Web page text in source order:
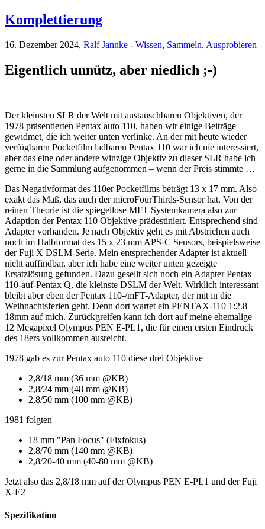
Komplettierung
16. Dezember 2024, Ralf Jannke - Wissen, Sammeln, Ausprobieren
Eigentlich unnütz, aber niedlich ;-)
Der kleinsten SLR der Welt mit austauschbaren Objektiven, der
1978 präsentierten Pentax auto 110, haben wir einige Beiträge
gewidmet, die ich weiter unten verlinke. An der mit heute wieder
verfügbaren Pocketfilm ladbaren Pentax 110 war ich nie interessiert,
aber das eine oder andere winzige Objektiv zu dieser SLR habe ich
gerne in die Sammlung aufgenommen – wenn der Preis stimmte …
Das Negativformat des 110er Pocketfilms beträgt 13 x 17 mm. Also
exakt das Maß, das auch der microFourThirds-Sensor hat. Von der
reinen Theorie ist die spiegellose MFT Systemkamera also zur
Adaption der Pentax 110 Objektive prädestiniert. Entsprechend sind
Adapter vorhanden. Je nach Objektiv geht es mit Abstrichen auch
noch im Halbformat des 15 x 23 mm APS-C Sensors, beispielsweise
der Fuji X DSLM-Serie. Mein entsprechender Adapter ist aktuell
nicht auffindbar, aber ich habe eine weiter unten gezeigte
Ersatzlösung gefunden. Dazu gesellt sich noch ein Adapter Pentax
110-auf-Pentax Q, die kleinste DSLM der Welt. Wirklich interessant
bleibt aber eben der Pentax 110-/mFT-Adapter, der mit in die
Weihnachtsferien geht. Denn dort wartet ein PENTAX-110 1:2.8
18mm auf mich. Zurückgreifen kann ich dort auf meine ehemalige
12 Megapixel Olympus PEN E-PL1, die für einen ersten Eindruck
des 18ers vollkommen ausreicht.
1978 gab es zur Pentax auto 110 diese drei Objektive
2,8/18 mm (36 mm @KB)
2,8/24 mm (48 mm @KB)
2,8/50 mm (100 mm @KB)
1981 folgten
18 mm "Pan Focus" (Fixfokus)
2,8/70 mm (140 mm @KB)
2,8/20-40 mm (40-80 mm @KB)
Jetzt also das 2,8/18 mm auf der Olympus PEN E-PL1 und der Fuji
X-E2
Spezifikation